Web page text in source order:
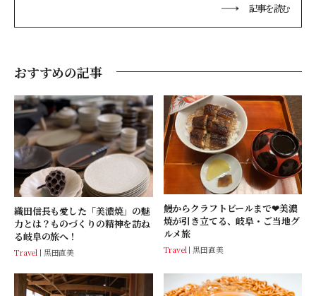
記事を読む
おすすめの記事
織田信長も愛した「美濃焼」の魅
力とは？ものづくりの精神を訪ね
る岐阜の旅へ！
Travel 黒田直美
鰻からクラフトビールまで❤︎美濃
焼が引き立てる、岐阜・ご当地グ
ルメ旅
Travel 黒田直美